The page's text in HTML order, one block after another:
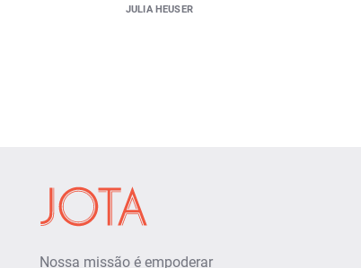
JULIA HEUSER
Nossa missão é empoderar